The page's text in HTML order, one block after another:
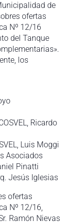
de
ofertas
Nº 12/16
del Tanque
los
Ricardo
Luis Moggi
Asociados
Pinatti
Jesús Iglesias
ofertas
Nº 12/16,
Ramón Nievas